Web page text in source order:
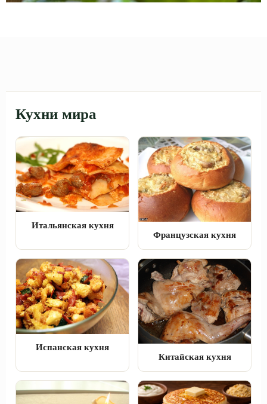
Кухни мира
Итальянская кухня
Французская кухня
Испанская кухня
Китайская кухня